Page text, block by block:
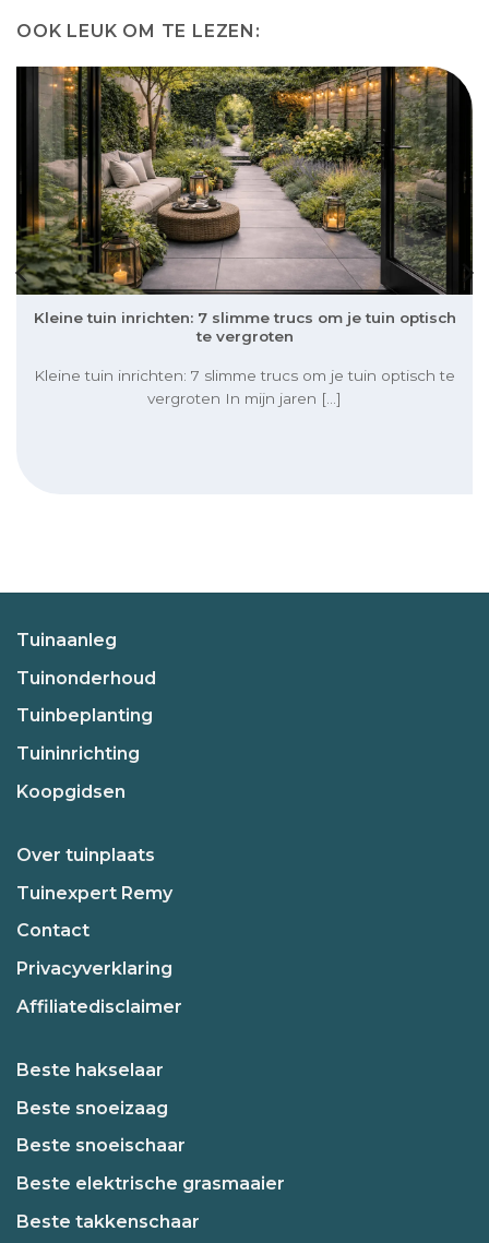
OOK LEUK OM TE LEZEN:
Kleine tuin inrichten: 7 slimme trucs om je tuin optisch
te vergroten
Kleine tuin inrichten: 7 slimme trucs om je tuin optisch te
vergroten In mijn jaren [...]
Tuinaanleg
Tuinonderhoud
Tuinbeplanting
Tuininrichting
Koopgidsen
Over tuinplaats
Tuinexpert Remy
Contact
Privacyverklaring
Affiliatedisclaimer
Beste hakselaar
Beste snoeizaag
Beste snoeischaar
Beste elektrische grasmaaier
Beste takkenschaar